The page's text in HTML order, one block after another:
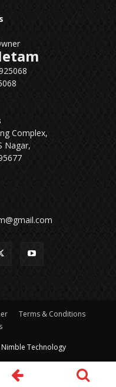
Complex,
Nagar,
Terms & Conditions
Nimble Technology